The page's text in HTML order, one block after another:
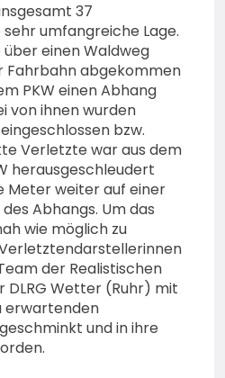
37
umfangreiche Lage.
über einen Waldweg
Fahrbahn abgekommen
PKW einen Abhang
von ihnen wurden
bzw.
Verletzte war aus dem
herausgeschleudert
Meter weiter auf einer
Abhangs. Um das
wie möglich zu
der Realistischen
Wetter (Ruhr) mit
erwartenden
und in ihre